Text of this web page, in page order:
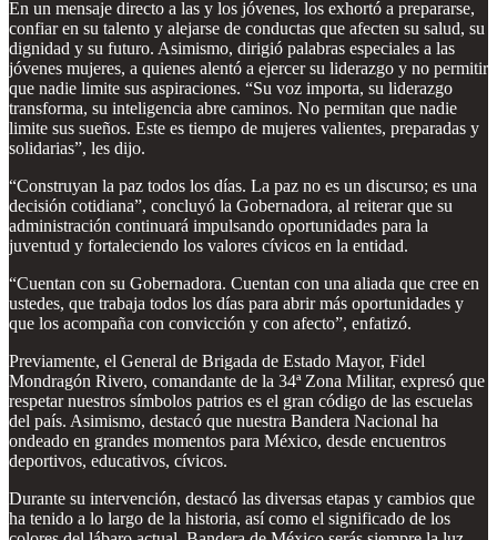
En un mensaje directo a las y los jóvenes, los exhortó a prepararse,
confiar en su talento y alejarse de conductas que afecten su salud, su
dignidad y su futuro. Asimismo, dirigió palabras especiales a las
jóvenes mujeres, a quienes alentó a ejercer su liderazgo y no permitir
que nadie limite sus aspiraciones. “Su voz importa, su liderazgo
transforma, su inteligencia abre caminos. No permitan que nadie
limite sus sueños. Este es tiempo de mujeres valientes, preparadas y
solidarias”, les dijo.
“Construyan la paz todos los días. La paz no es un discurso; es una
decisión cotidiana”, concluyó la Gobernadora, al reiterar que su
administración continuará impulsando oportunidades para la
juventud y fortaleciendo los valores cívicos en la entidad.
“Cuentan con su Gobernadora. Cuentan con una aliada que cree en
ustedes, que trabaja todos los días para abrir más oportunidades y
que los acompaña con convicción y con afecto”, enfatizó.
Previamente, el General de Brigada de Estado Mayor, Fidel
Mondragón Rivero, comandante de la 34ª Zona Militar, expresó que
respetar nuestros símbolos patrios es el gran código de las escuelas
del país. Asimismo, destacó que nuestra Bandera Nacional ha
ondeado en grandes momentos para México, desde encuentros
deportivos, educativos, cívicos.
Durante su intervención, destacó las diversas etapas y cambios que
ha tenido a lo largo de la historia, así como el significado de los